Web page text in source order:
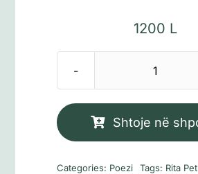
1200 L
Sasi
e
Shtoje në
Categories: Poezi Tags: Rita